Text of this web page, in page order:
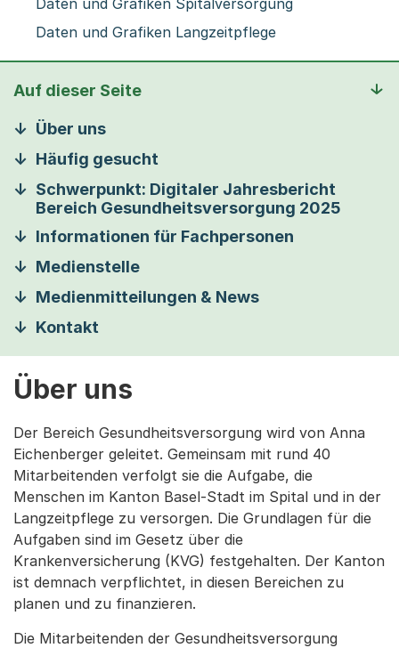
Daten und Grafiken Spitalversorgung
Daten und Grafiken Langzeitpflege
Auf dieser Seite
Über uns
Häufig gesucht
Schwerpunkt: Digitaler Jahresbericht
Bereich Gesundheitsversorgung 2025
Informationen für Fachpersonen
Medienstelle
Medienmitteilungen & News
Kontakt
Über uns
Der Bereich Gesundheitsversorgung wird von Anna
Eichenberger geleitet. Gemeinsam mit rund 40
Mitarbeitenden verfolgt sie die Aufgabe, die
Menschen im Kanton Basel-Stadt im Spital und in der
Langzeitpflege zu versorgen. Die Grundlagen für die
Aufgaben sind im Gesetz über die
Krankenversicherung (KVG) festgehalten. Der Kanton
ist demnach verpflichtet, in diesen Bereichen zu
planen und zu finanzieren.
Die Mitarbeitenden der Gesundheitsversorgung